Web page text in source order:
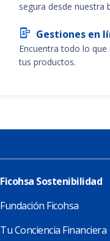
segura desde nuestra
Gestiones en
Encuentra todo lo
tus productos.
Ficohsa Sostenibilidad
Fundación Ficohsa
Tu Conciencia Financiera